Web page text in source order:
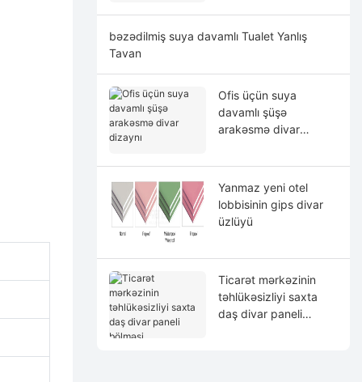
bəzədilmiş suya davamlı Tualet Yanlış
Tavan
Ofis üçün suya
davamlı şüşə
arakəsmə divar
Yanmaz yeni otel
lobbisinin gips divar
üzlüyü
Ticarət mərkəzinin
təhlükəsizliyi saxta
daş divar paneli